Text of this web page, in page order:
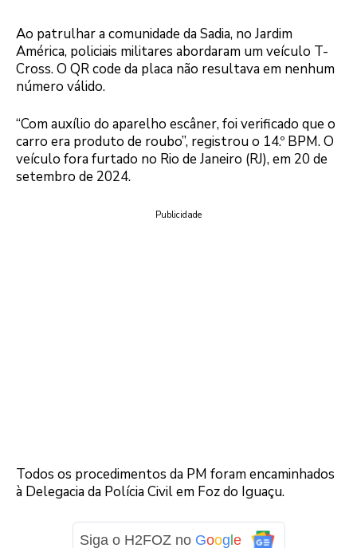
Ao patrulhar a comunidade da Sadia, no Jardim
América, policiais militares abordaram um veículo T-
Cross. O QR code da placa não resultava em nenhum
número válido.
“Com auxílio do aparelho escâner, foi verificado que o
carro era produto de roubo”, registrou o 14.º BPM. O
veículo fora furtado no Rio de Janeiro (RJ), em 20 de
setembro de 2024.
Publicidade
Todos os procedimentos da PM foram encaminhados
à Delegacia da Polícia Civil em Foz do Iguaçu.
Siga o H2FOZ no Google